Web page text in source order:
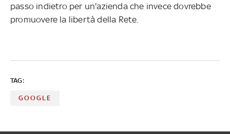
passo indietro per un'azienda che invece dovrebbe
promuovere la libertà della Rete.
TAG:
GOOGLE